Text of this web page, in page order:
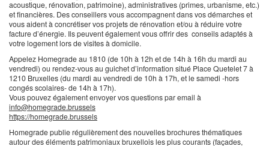
acoustique, rénovation, patrimoine), administratives (primes, urbanisme, etc.)
et financières. Des conseillers vous accompagnent dans vos démarches et
vous aident à concrétiser vos projets de rénovation et/ou à réduire votre
facture d’énergie. Ils peuvent également vous offrir des conseils adaptés à
votre logement lors de visites à domicile.
Appelez Homegrade au 1810 (de 10h à 12h et de 14h à 16h du mardi au
vendredi) ou rendez-vous au guichet d’information situé Place Quetelet 7 à
1210 Bruxelles (du mardi au vendredi de 10h à 17h, et le samedi -hors
congés scolaires- de 14h à 17h).
Vous pouvez également envoyer vos questions par email à
info@homegrade.brussels
https://homegrade.brussels
Homegrade publie régulièrement des nouvelles brochures thématiques
autour des éléments patrimoniaux bruxellois les plus courants (façades,